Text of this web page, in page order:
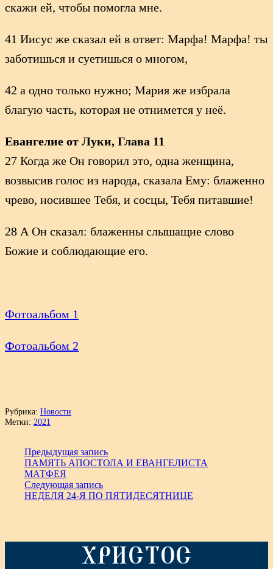
скажи ей, чтобы помогла мне.
41 Иисус же сказал ей в ответ: Марфа! Марфа! ты
заботишься и суетишься о многом,
42 а одно только нужно; Мария же избрала
благую часть, которая не отнимется у неё.
Евангелие от Луки, Глава 11
27 Когда же Он говорил это, одна женщина,
возвысив голос из народа, сказала Ему: блаженно
чрево, носившее Тебя, и сосцы, Тебя питавшие!
28 А Он сказал: блаженны слышащие слово
Божие и соблюдающие его.
Фотоальбом 1
Фотоальбом 2
Рубрика: Новости
Метки: 2021
Предыдущая запись
ПАМЯТЬ АПОСТОЛА И ЕВАНГЕЛИСТА
МАТФЕЯ
Следующая запись
НЕДЕЛЯ 24-Я ПО ПЯТИДЕСЯТНИЦЕ
ХРИСТОС